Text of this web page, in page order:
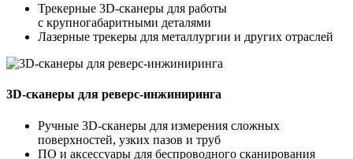
Трекерные 3D-сканеры для работы
с крупногабаритными деталями
Лазерные трекеры для металлургии и других отраслей
3D-сканеры для реверс-инжиниринга
Ручные 3D-сканеры для измерения сложных
поверхностей, узких пазов и труб
ПО и аксессуары для беспроводного сканирования